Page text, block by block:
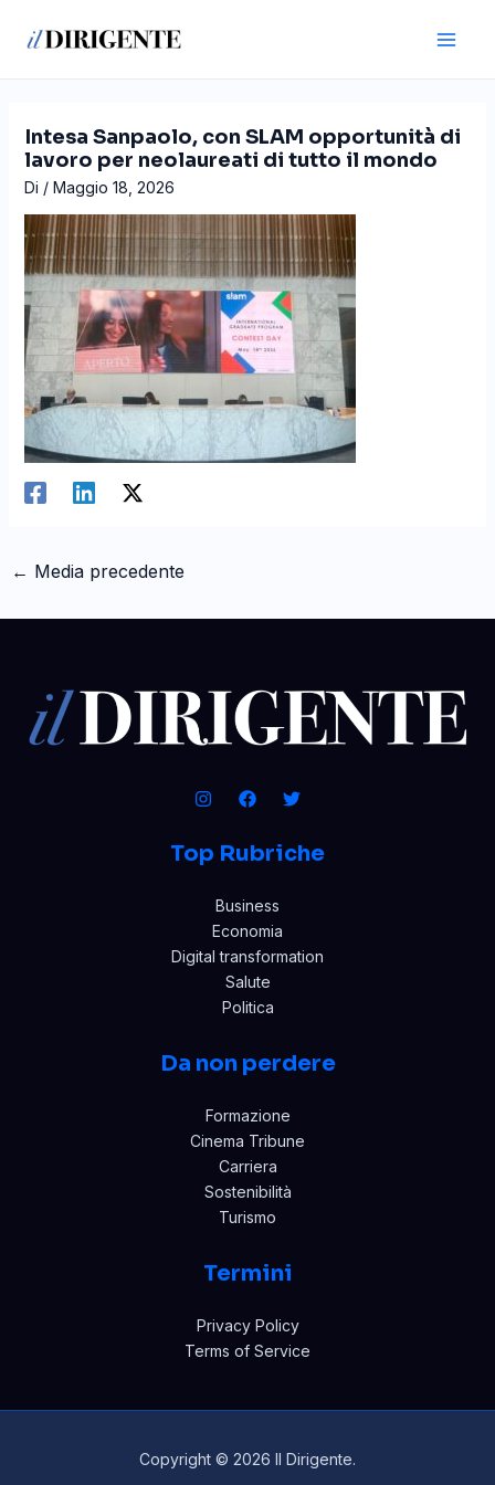
Intesa Sanpaolo, con SLAM opportunità di
lavoro per neolaureati di tutto il mondo
Di / Maggio 18, 2026
articoli
← Media precedente
Top Rubriche
Business
Economia
Digital transformation
Salute
Politica
Da non perdere
Formazione
Cinema Tribune
Carriera
Sostenibilità
Turismo
Termini
Privacy Policy
Terms of Service
Copyright © 2026 Il Dirigente.